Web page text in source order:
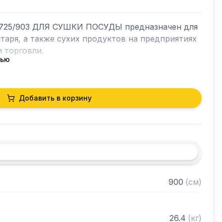
903 ДЛЯ СУШКИ ПОСУДЫ предназначен для
а также сухих продуктов на предприятиях
торговли.
c кассетами из нержавеющей стали марки
50 стаканов
на болтовом соединении
марки AISI 430 толщиной 0,8мм
Добавить в корзину
900 (см)
26.4 (кг)